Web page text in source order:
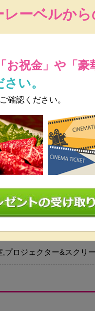
60～180名
～80名
,プロジェクター&スクリ
レーベルか
「お祝金」や「
い。
確認ください。